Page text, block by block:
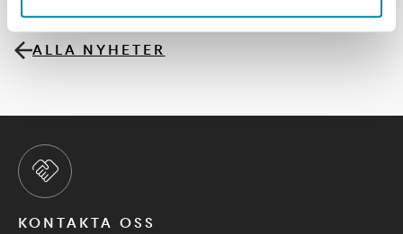
ALLA NYHETER
KONTAKTA OSS